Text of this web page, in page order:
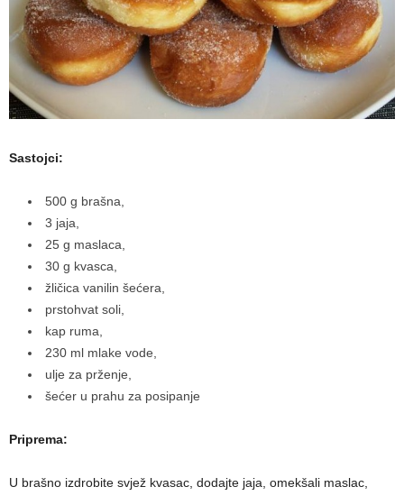
Sastojci:
500 g brašna,
3 jaja,
25 g maslaca,
30 g kvasca,
žličica vanilin šećera,
prstohvat soli,
kap ruma,
230 ml mlake vode,
ulje za prženje,
šećer u prahu za posipanje
Priprema:
U brašno izdrobite svjež kvasac, dodajte jaja, omekšali maslac,